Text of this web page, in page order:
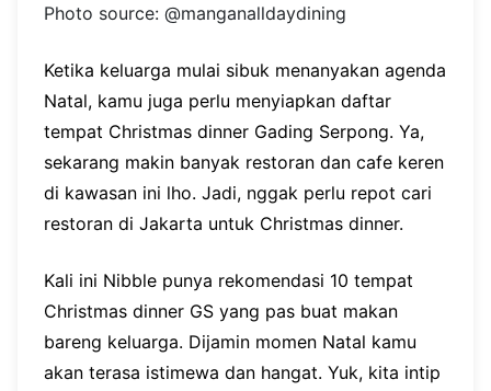
Photo source: @manganalldaydining
Ketika keluarga mulai sibuk menanyakan agenda
Natal, kamu juga perlu menyiapkan daftar
tempat Christmas dinner Gading Serpong. Ya,
sekarang makin banyak restoran dan cafe keren
di kawasan ini lho. Jadi, nggak perlu repot cari
restoran di Jakarta untuk Christmas dinner.
Kali ini Nibble punya rekomendasi 10 tempat
Christmas dinner GS yang pas buat makan
bareng keluarga. Dijamin momen Natal kamu
akan terasa istimewa dan hangat. Yuk, kita intip